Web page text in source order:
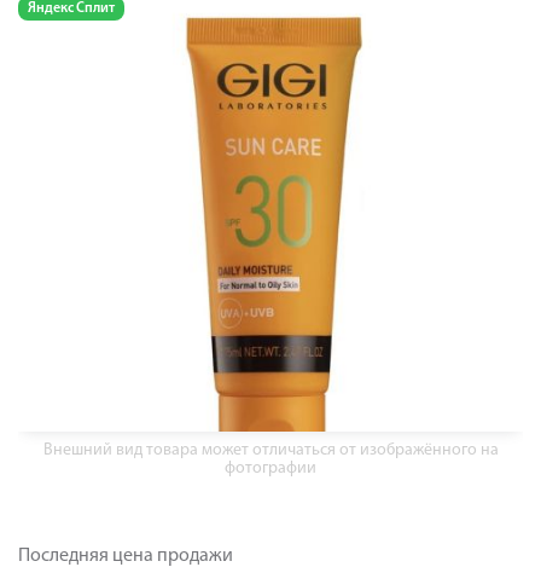
Яндекс Сплит
Внешний вид товара может отличаться от изображённого на
фотографии
Последняя цена продажи